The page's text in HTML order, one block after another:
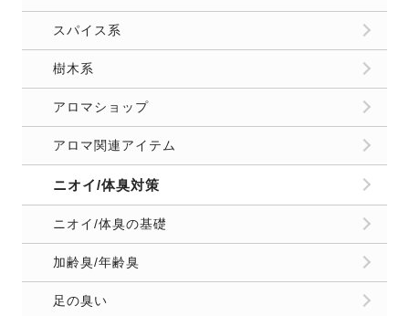
スパイス系
樹木系
アロマショップ
アロマ関連アイテム
ニオイ/体臭対策
ニオイ/体臭の基礎
加齢臭/年齢臭
足の臭い